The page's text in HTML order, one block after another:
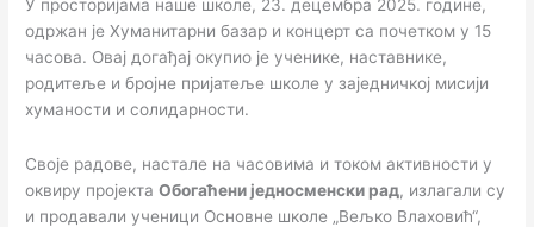
У просторијама наше школе, 23. децембра 2025. године,
одржан је Хуманитарни базар и концерт са почетком у 15
часова. Овај догађај окупио је ученике, наставнике,
родитеље и бројне пријатеље школе у заједничкој мисији
хуманости и солидарности.
Своје радове, настале на часовима и током активности у
оквиру пројектаОбогаћени једносменски рад, излагали су
и продавали ученици Основне школе „Вељко Влаховић“,